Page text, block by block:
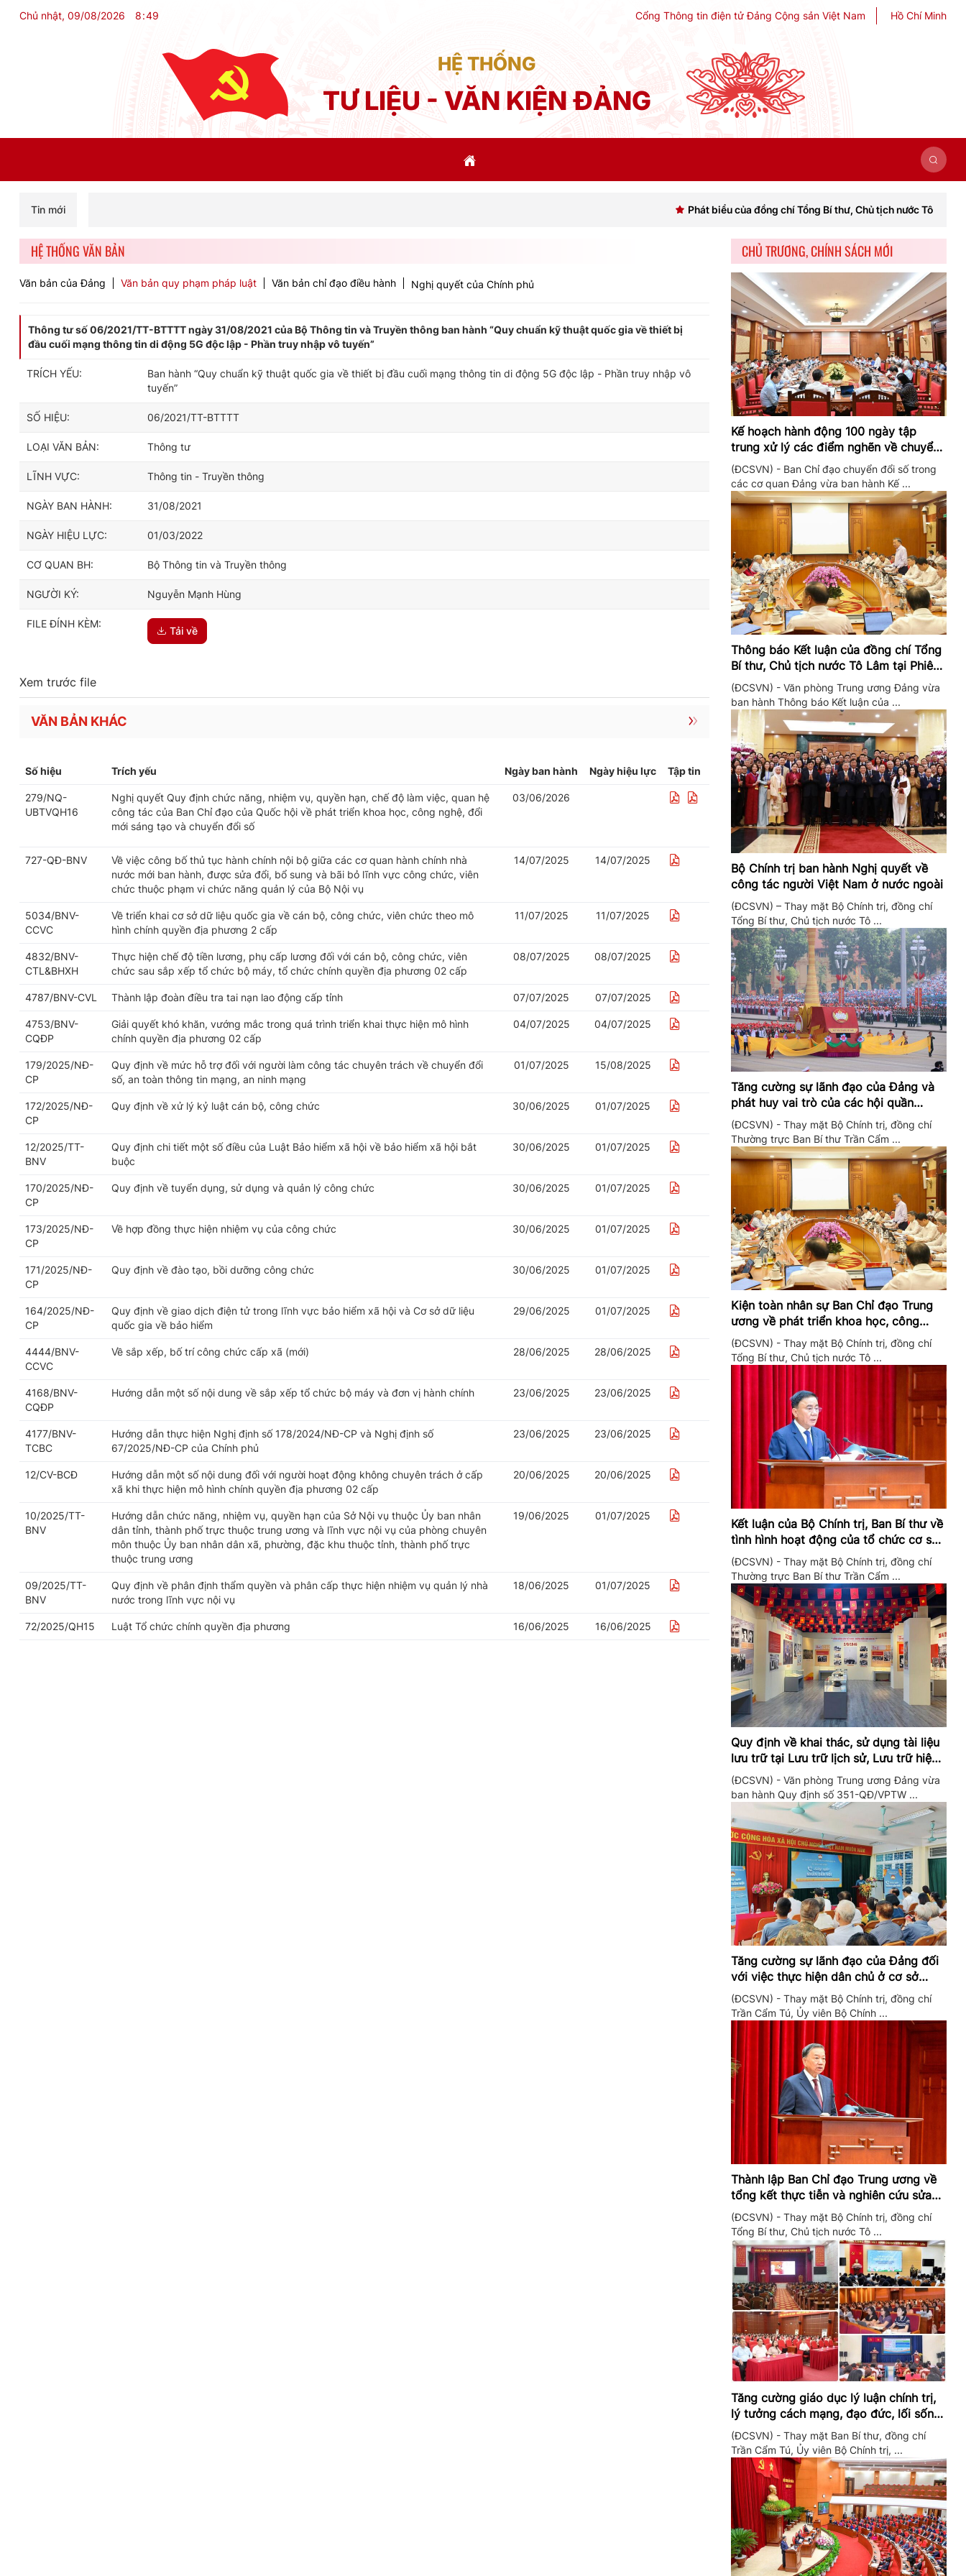
Chủ nhật, 09/08/2026 8:49 Cổng Thông tin điện tử Đảng Cộng sản Việt Nam Hồ Chí Minh
HỆ THỐNG
TƯ LIỆU - VĂN KIỆN ĐẢNG
Tin mới Phát biểu của đồng chí Tổng Bí thư, Chủ tịch nước Tô Lâm khai mạc Hội
HỆ THỐNG VĂN BẢN
Văn bản của Đảng Văn bản quy phạm pháp luật Văn bản chỉ đạo điều hành Nghị quyết của Chính phủ
Thông tư số 06/2021/TT-BTTTT ngày 31/08/2021 của Bộ Thông tin và Truyền thông ban hành “Quy chuẩn kỹ thuật quốc gia về thiết bị
đầu cuối mạng thông tin di động 5G độc lập - Phần truy nhập vô tuyến”
TRÍCH YẾU:
Ban hành “Quy chuẩn kỹ thuật quốc gia về thiết bị đầu cuối mạng thông tin di động 5G độc lập - Phần truy nhập vô
tuyến”
SỐ HIỆU: 06/2021/TT-BTTTT
LOẠI VĂN BẢN: Thông tư
LĨNH VỰC: Thông tin - Truyền thông
NGÀY BAN HÀNH: 31/08/2021
NGÀY HIỆU LỰC: 01/03/2022
CƠ QUAN BH: Bộ Thông tin và Truyền thông
NGƯỜI KÝ: Nguyễn Mạnh Hùng
FILE ĐÍNH KÈM:
Tải về
Xem trước file
VĂN BẢN KHÁC
Số hiệu Trích yếu Ngày ban hành Ngày hiệu lực Tập tin
279/NQ-
UBTVQH16
Nghị quyết Quy định chức năng, nhiệm vụ, quyền hạn, chế độ làm việc, quan hệ
công tác của Ban Chỉ đạo của Quốc hội về phát triển khoa học, công nghệ, đổi
mới sáng tạo và chuyển đổi số
03/06/2026
727-QĐ-BNV
Về việc công bố thủ tục hành chính nội bộ giữa các cơ quan hành chính nhà
nước mới ban hành, được sửa đổi, bổ sung và bãi bỏ lĩnh vực công chức, viên
chức thuộc phạm vi chức năng quản lý của Bộ Nội vụ
14/07/2025 14/07/2025
5034/BNV-
CCVC
Về triển khai cơ sở dữ liệu quốc gia về cán bộ, công chức, viên chức theo mô
hình chính quyền địa phương 2 cấp
11/07/2025 11/07/2025
4832/BNV-
CTL&BHXH
Thực hiện chế độ tiền lương, phụ cấp lương đối với cán bộ, công chức, viên
chức sau sắp xếp tổ chức bộ máy, tổ chức chính quyền địa phương 02 cấp
08/07/2025 08/07/2025
4787/BNV-CVL Thành lập đoàn điều tra tai nạn lao động cấp tỉnh 07/07/2025 07/07/2025
4753/BNV-
CQĐP
Giải quyết khó khăn, vướng mắc trong quá trình triển khai thực hiện mô hình
chính quyền địa phương 02 cấp
04/07/2025 04/07/2025
179/2025/NĐ-
CP
Quy định về mức hỗ trợ đối với người làm công tác chuyên trách về chuyển đổi
số, an toàn thông tin mạng, an ninh mạng
01/07/2025 15/08/2025
172/2025/NĐ-
CP
Quy định về xử lý kỷ luật cán bộ, công chức 30/06/2025 01/07/2025
12/2025/TT-
BNV
Quy định chi tiết một số điều của Luật Bảo hiểm xã hội về bảo hiểm xã hội bắt
buộc
30/06/2025 01/07/2025
170/2025/NĐ-
CP
Quy định về tuyển dụng, sử dụng và quản lý công chức 30/06/2025 01/07/2025
173/2025/NĐ-
CP
Về hợp đồng thực hiện nhiệm vụ của công chức 30/06/2025 01/07/2025
171/2025/NĐ-
CP
Quy định về đào tạo, bồi dưỡng công chức 30/06/2025 01/07/2025
164/2025/NĐ-
CP
Quy định về giao dịch điện tử trong lĩnh vực bảo hiểm xã hội và Cơ sở dữ liệu
quốc gia về bảo hiểm
29/06/2025 01/07/2025
4444/BNV-
CCVC
Về sắp xếp, bố trí công chức cấp xã (mới) 28/06/2025 28/06/2025
4168/BNV-
CQĐP
Hướng dẫn một số nội dung về sắp xếp tổ chức bộ máy và đơn vị hành chính 23/06/2025 23/06/2025
4177/BNV-
TCBC
Hướng dẫn thực hiện Nghị định số 178/2024/NĐ-CP và Nghị định số
67/2025/NĐ-CP của Chính phủ
23/06/2025 23/06/2025
12/CV-BCĐ
Hướng dẫn một số nội dung đối với người hoạt động không chuyên trách ở cấp
xã khi thực hiện mô hình chính quyền địa phương 02 cấp
20/06/2025 20/06/2025
10/2025/TT-
BNV
Hướng dẫn chức năng, nhiệm vụ, quyền hạn của Sở Nội vụ thuộc Ủy ban nhân
dân tỉnh, thành phố trực thuộc trung ương và lĩnh vực nội vụ của phòng chuyên
môn thuộc Ủy ban nhân dân xã, phường, đặc khu thuộc tỉnh, thành phố trực
thuộc trung ương
19/06/2025 01/07/2025
09/2025/TT-
BNV
Quy định về phân định thẩm quyền và phân cấp thực hiện nhiệm vụ quản lý nhà
nước trong lĩnh vực nội vụ
18/06/2025 01/07/2025
72/2025/QH15 Luật Tổ chức chính quyền địa phương 16/06/2025 16/06/2025
CHỦ TRƯƠNG, CHÍNH SÁCH MỚI
Kế hoạch hành động 100 ngày tập
trung xử lý các điểm nghẽn về chuyển
đổi số trong các cơ quan Đảng
(ĐCSVN) - Ban Chỉ đạo chuyển đổi số trong
các cơ quan Đảng vừa ban hành Kế ...
Thông báo Kết luận của đồng chí Tổng
Bí thư, Chủ tịch nước Tô Lâm tại Phiên
họp Ban Chỉ đạo Trung ương thực hiện
Nghị quyết 57
(ĐCSVN) - Văn phòng Trung ương Đảng vừa
ban hành Thông báo Kết luận của ...
Bộ Chính trị ban hành Nghị quyết về
công tác người Việt Nam ở nước ngoài
(ĐCSVN) – Thay mặt Bộ Chính trị, đồng chí
Tổng Bí thư, Chủ tịch nước Tô ...
Tăng cường sự lãnh đạo của Đảng và
phát huy vai trò của các hội quần
chúng trong giai đoạn phát triển mới
(ĐCSVN) - Thay mặt Bộ Chính trị, đồng chí
Thường trực Ban Bí thư Trần Cẩm ...
Kiện toàn nhân sự Ban Chỉ đạo Trung
ương về phát triển khoa học, công
nghệ, đổi mới sáng tạo và chuyển đổi
số
(ĐCSVN) - Thay mặt Bộ Chính trị, đồng chí
Tổng Bí thư, Chủ tịch nước Tô ...
Kết luận của Bộ Chính trị, Ban Bí thư về
tình hình hoạt động của tổ chức cơ sở
đảng trong quý II/2026
(ĐCSVN) - Thay mặt Bộ Chính trị, đồng chí
Thường trực Ban Bí thư Trần Cẩm ...
Quy định về khai thác, sử dụng tài liệu
lưu trữ tại Lưu trữ lịch sử, Lưu trữ hiện
hành của Trung ương Đảng và Văn
phòng Trung ương Đảng
(ĐCSVN) - Văn phòng Trung ương Đảng vừa
ban hành Quy định số 351-QĐ/VPTW ...
Tăng cường sự lãnh đạo của Đảng đối
với việc thực hiện dân chủ ở cơ sở
trong giai đoạn mới
(ĐCSVN) - Thay mặt Bộ Chính trị, đồng chí
Trần Cẩm Tú, Ủy viên Bộ Chính ...
Thành lập Ban Chỉ đạo Trung ương về
tổng kết thực tiễn và nghiên cứu sửa
đổi, bổ sung Điều lệ Đảng
(ĐCSVN) - Thay mặt Bộ Chính trị, đồng chí
Tổng Bí thư, Chủ tịch nước Tô ...
Tăng cường giáo dục lý luận chính trị,
lý tưởng cách mạng, đạo đức, lối sống,
ý thức công dân trong hệ thống giáo
dục quốc dân
(ĐCSVN) - Thay mặt Ban Bí thư, đồng chí
Trần Cẩm Tú, Ủy viên Bộ Chính trị, ...